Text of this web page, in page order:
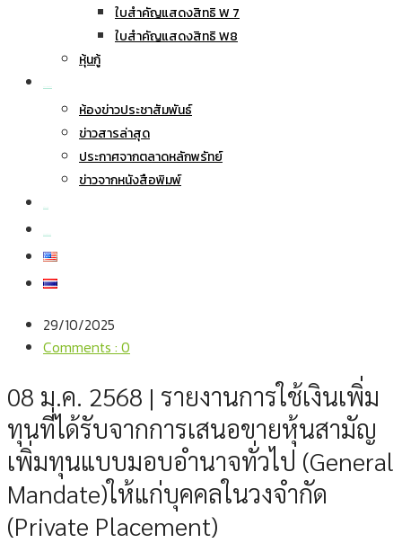
ใบสำคัญแสดงสิทธิ W 7
ใบสำคัญแสดงสิทธิ W8
หุ้นกู้
ห้องข่าวประชาสัมพันธ์
ข่าวสารล่าสุด
ประกาศจากตลาดหลักพรัทย์
ข่าวจากหนังสือพิมพ์
29/10/2025
Comments : 0
08 ม.ค. 2568 | รายงานการใช้เงินเพิ่ม
ทุนที่ได้รับจากการเสนอขายหุ้นสามัญ
เพิ่มทุนแบบมอบอำนาจทั่วไป (General
Mandate)ให้แก่บุคคลในวงจำกัด
(Private Placement)